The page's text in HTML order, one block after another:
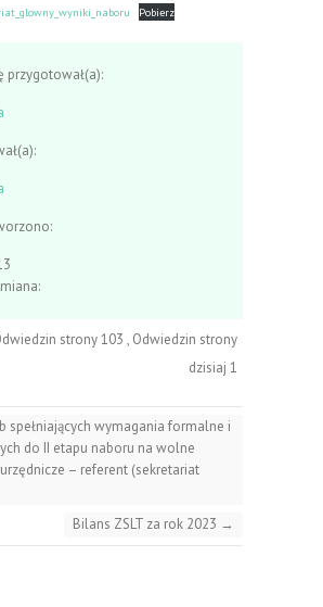
Pobierz
przygotował(a):
strony 103 , Odwiedzin strony
dzisiaj 1
spełniających wymagania formalne i
do II etapu naboru na wolne
– referent (sekretariat
Bilans ZSLT za rok 2023 →